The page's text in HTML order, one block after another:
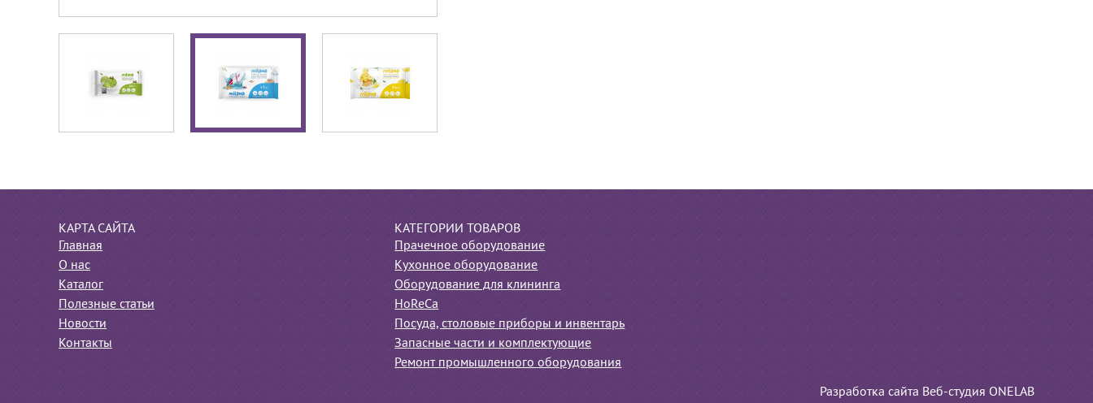
КАРТА САЙТА
Главная
О нас
Каталог
Полезные статьи
Новости
Контакты
КАТЕГОРИИ ТОВАРОВ
Прачечное оборудование
Кухонное оборудование
Оборудование для клининга
HoReCa
Посуда, столовые приборы и инвентарь
Запасные части и комплектующие
Ремонт промышленного оборудования
Разработка сайта Веб-студия ONELAB